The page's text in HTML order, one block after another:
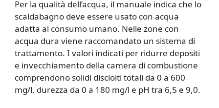
Per la qualità dell’acqua, il manuale indica che lo
scaldabagno deve essere usato con acqua
adatta al consumo umano. Nelle zone con
acqua dura viene raccomandato un sistema di
trattamento. I valori indicati per ridurre depositi
e invecchiamento della camera di combustione
comprendono solidi disciolti totali da 0 a 600
mg/l, durezza da 0 a 180 mg/l e pH tra 6,5 e 9,0.